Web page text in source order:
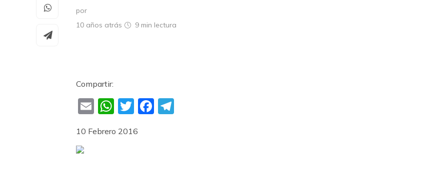
por
10 años atrás
9 min lectura
Compartir:
EmailWhatsApp
TwitterFacebook
10 Febrero 2016